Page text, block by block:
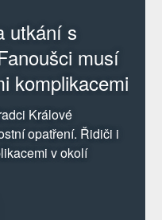
utkání s
musí
komplikacemi
Králové
opatření. Řidiči i
v okolí